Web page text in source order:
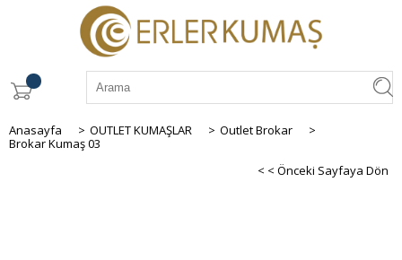
Anasayfa > OUTLET KUMAŞLAR > Outlet Brokar
>
Brokar Kumaş 03
< < Önceki Sayfaya Dön